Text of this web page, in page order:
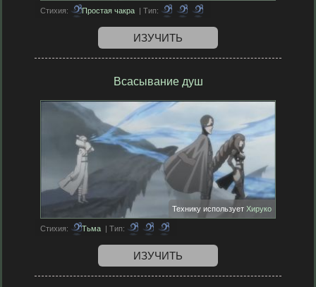
Стихия: Простая чакра | Тип:
ИЗУЧИТЬ
Всасывание душ
Технику использует Хируко
Стихия: Тьма | Тип:
ИЗУЧИТЬ